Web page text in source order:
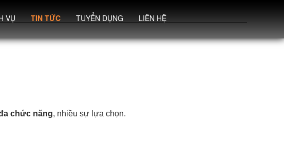
VỤ TIN TỨC TUYỂN DỤNG LIÊN HỆ
chức năng, nhiều sự lựa chọn.